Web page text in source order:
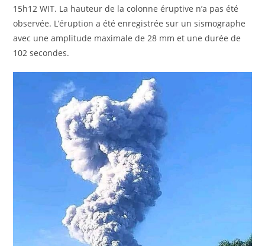
15h12 WIT. La hauteur de la colonne éruptive n’a pas été
observée. L’éruption a été enregistrée sur un sismographe
avec une amplitude maximale de 28 mm et une durée de
102 secondes.